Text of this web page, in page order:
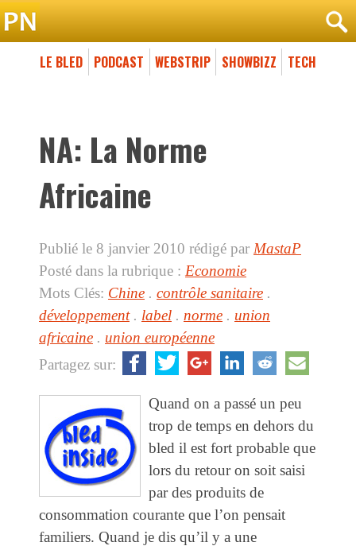
LE BLED PODCAST WEBSTRIP SHOWBIZZ TECH
NA: La Norme
Africaine
Publié le 8 janvier 2010 rédigé par MastaP
Posté dans la rubrique : Economie
Mots Clés: Chine . contrôle sanitaire .
développement. label . norme . union
africaine . union européenne
Partagez sur:
Quand on a passé un peu
trop de temps en dehors du
bled il est fort probable que
lors du retour on soit saisi
par des produits de
consommation courante que l’on pensait
familiers. Quand je dis qu’il y a une